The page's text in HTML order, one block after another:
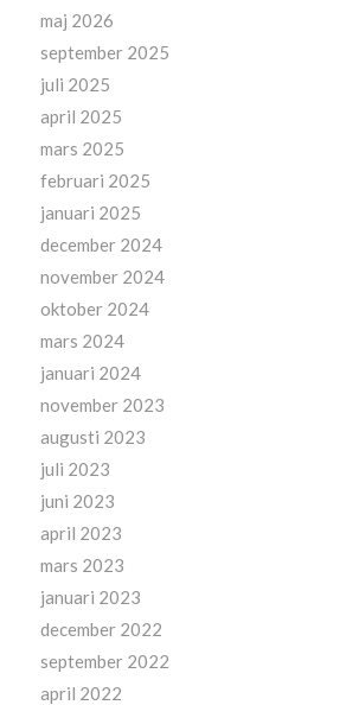
maj 2026
september 2025
juli 2025
april 2025
mars 2025
februari 2025
januari 2025
december 2024
november 2024
oktober 2024
mars 2024
januari 2024
november 2023
augusti 2023
juli 2023
juni 2023
april 2023
mars 2023
januari 2023
december 2022
september 2022
april 2022